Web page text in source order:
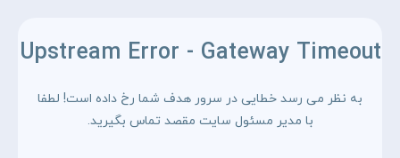
Upstream Error - Gateway Timeout
به نظر می رسد خطایی در سرور هدف شما رخ داده است! لطفا
با مدیر مسئول سایت مقصد تماس بگیرید.